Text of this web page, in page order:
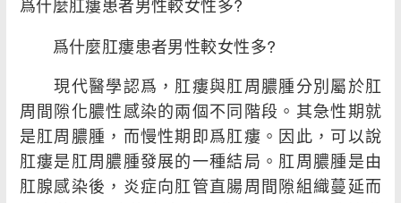
爲什麼肛瘻患者男性較女性多?
現代醫學認爲，肛瘻與肛周膿腫分別屬於肛
周間隙化膿性感染的兩個不同階段。其急性期就
是肛周膿腫，而慢性期即爲肛瘻。因此，可以說
肛瘻是肛周膿腫發展的一種結局。肛周膿腫是由
肛腺感染後，炎症向肛管直腸周間隙組織蔓延而